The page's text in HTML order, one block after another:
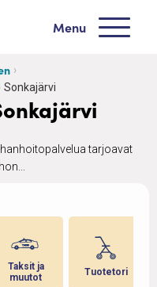
Menu
Sonkajärvi
tarjoavat
Taksit ja
muutot
Tuotetori